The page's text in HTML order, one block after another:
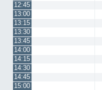
12:45
13:00
13:15
13:30
13:45
14:00
14:15
14:30
14:45
15:00